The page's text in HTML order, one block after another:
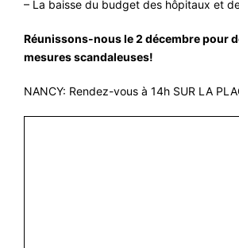
– La baisse du budget des hôpitaux et
Réunissons-nous le 2 décembre pour
mesures scandaleuses!
NANCY: Rendez-vous à 14h SUR LA